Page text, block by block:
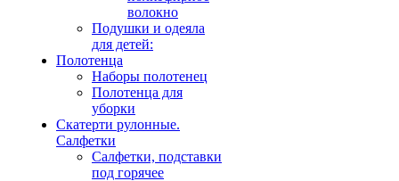
волокно
Подушки и одеяла
для детей:
Полотенца
Наборы полотенец
Полотенца для
уборки
Скатерти рулонные.
Салфетки
Салфетки, подставки
под горячее